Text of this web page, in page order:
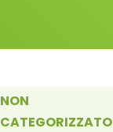
NON
CATEGORIZZATO